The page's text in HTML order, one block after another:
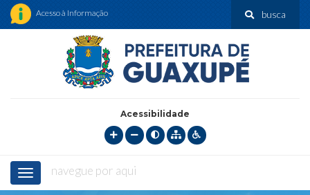
Acesso à Informação busca
Acessibilidade
Menunavegue por aqui